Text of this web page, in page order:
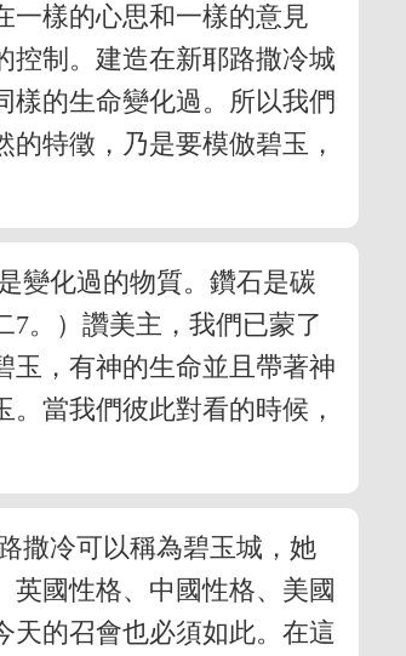
一樣的心思和一樣的意見
控制。建造在新耶路撒冷城
樣的生命變化過。所以我們
特徵，乃是要模倣碧玉，
變化過的物質。鑽石是碳
。）讚美主，我們已蒙了
玉，有神的生命並且帶著神
當我們彼此對看的時候，
撒冷可以稱為碧玉城，她
國性格、中國性格、美國
天的召會也必須如此。在這